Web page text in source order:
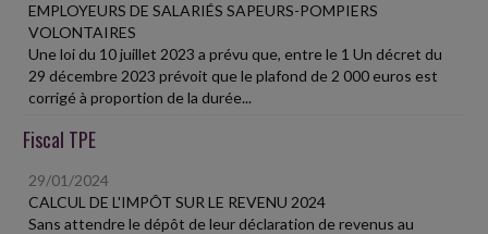
EMPLOYEURS DE SALARIÉS SAPEURS-POMPIERS
VOLONTAIRES
Une loi du 10 juillet 2023 a prévu que, entre le 1 Un décret du
29 décembre 2023 prévoit que le plafond de 2 000 euros est
corrigé à proportion de la durée...
Fiscal TPE
29/01/2024
CALCUL DE L'IMPÔT SUR LE REVENU 2024
Sans attendre le dépôt de leur déclaration de revenus au